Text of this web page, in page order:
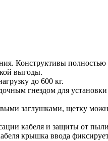
Конструктивы полностью
выгоды.
до 600 кг.
гнездом для
заглушками, щетку
кабеля и защиты от
крышка ввода